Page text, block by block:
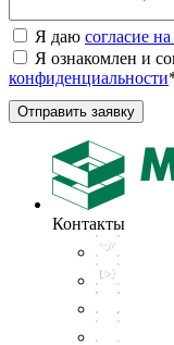
Я даю согласие
Я ознакомлен и
конфиденциальности
Отправить заявку
Контакты